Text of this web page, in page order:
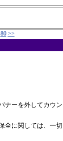
80 >>
ナーを外してカウン
全に関しては、一切